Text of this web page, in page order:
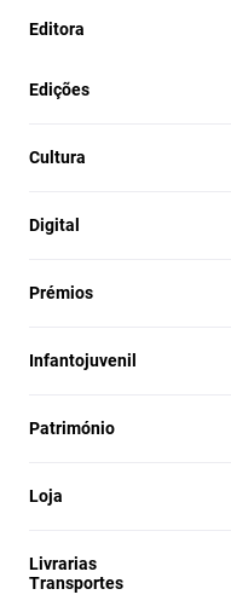
Editora
Edições
Cultura
Digital
Prémios
Infantojuvenil
Património
Loja
Livrarias
Transportes